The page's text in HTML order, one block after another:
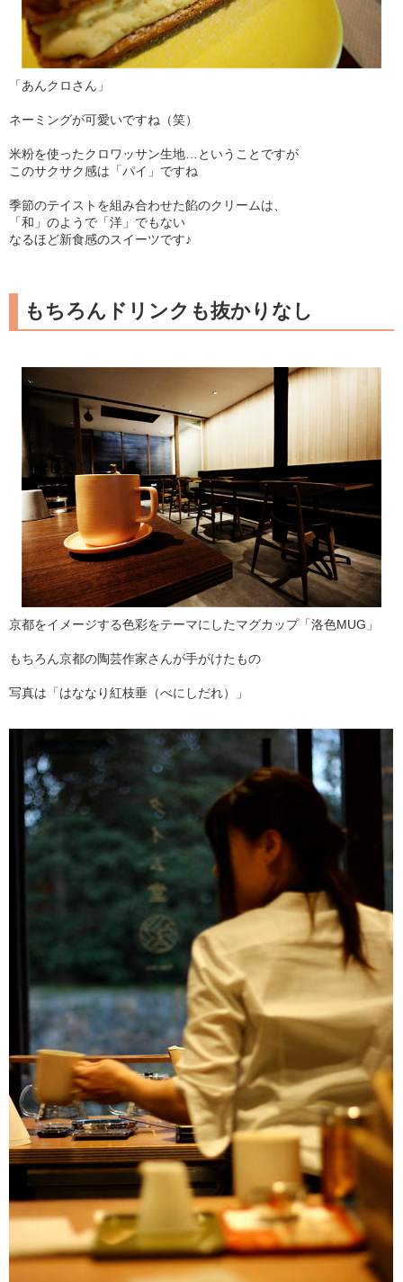
「あんクロさん」
ネーミングが可愛いですね（笑）
米粉を使ったクロワッサン生地…ということですが
このサクサク感は「パイ」ですね
季節のテイストを組み合わせた餡のクリームは、
「和」のようで「洋」でもない
なるほど新食感のスイーツです♪
もちろんドリンクも抜かりなし
京都をイメージする色彩をテーマにしたマグカップ「洛色MUG」
もちろん京都の陶芸作家さんが手がけたもの
写真は「はななり紅枝垂（べにしだれ）」